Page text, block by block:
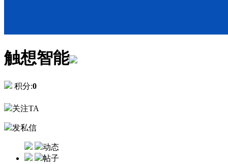
触想智能
积分:0
关注TA
发私信
动态
帖子